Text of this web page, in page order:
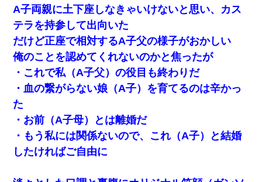
A子両親に土下座しなきゃいけないと思い、カス
テラを持参して出向いた
だけど正座で相対するA子父の様子がおかしい
俺のことを認めてくれないのかと焦ったが
・これで私（A子父）の役目も終わりだ
・血の繋がらない娘（A子）を育てるのは辛かっ
た
・お前（A子母）とは離婚だ
・もう私には関係ないので、これ（A子）と結婚
したければご自由に